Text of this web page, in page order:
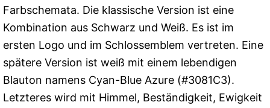
Farbschemata. Die klassische Version ist eine
Kombination aus Schwarz und Weiß. Es ist im
ersten Logo und im Schlossemblem vertreten. Eine
spätere Version ist weiß mit einem lebendigen
Blauton namens Cyan-Blue Azure (#3081C3).
Letzteres wird mit Himmel, Beständigkeit, Ewigkeit